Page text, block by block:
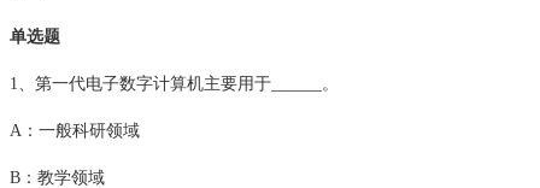
单选题
1、第一代电子数字计算机主要用于______。
A：一般科研领域
B：教学领域